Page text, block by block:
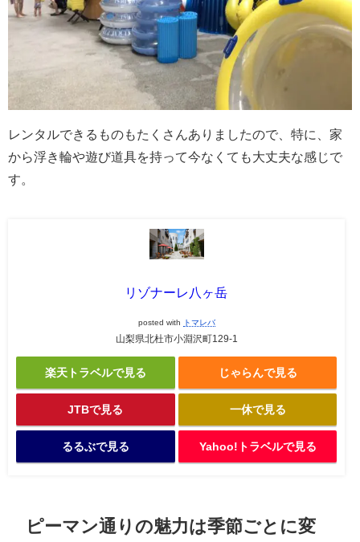
レンタルできるものもたくさんありましたので、特に、家
から浮き輪や遊び道具を持って今なくても大丈夫な感じで
す。
リゾナーレ八ヶ岳
posted with トマレバ
山梨県北杜市小淵沢町129-1
楽天トラベルで見る じゃらんで見る
JTBで見る 一休で見る
るるぶで見る Yahoo!トラベルで見る
ピーマン通りの魅力は季節ごとに変